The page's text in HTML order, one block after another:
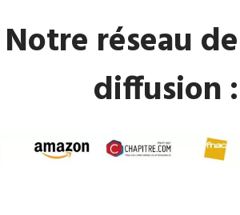
​Notre réseau de
diffusion :